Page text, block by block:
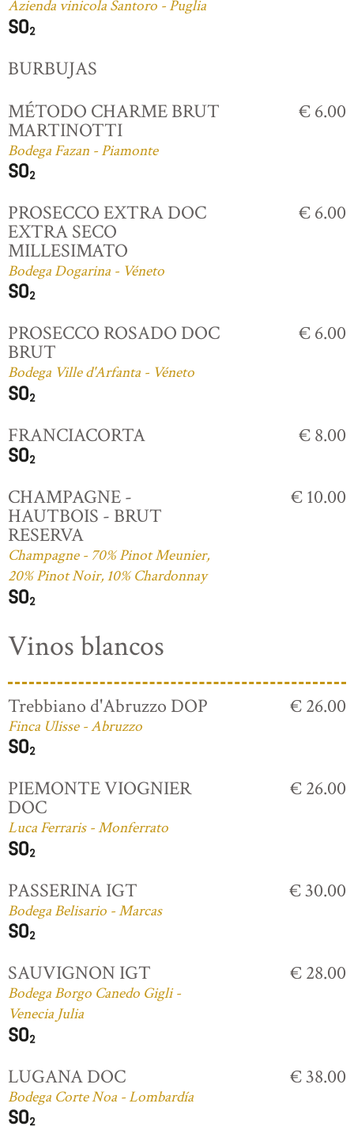
Azienda vinicola Santoro - Puglia
BURBUJAS
MÉTODO CHARME BRUT
MARTINOTTI
Bodega Fazan - Piamonte
€ 6.00
PROSECCO EXTRA DOC
EXTRA SECO
MILLESIMATO
Bodega Dogarina - Véneto
€ 6.00
PROSECCO ROSADO DOC
BRUT
Bodega Ville d'Arfanta - Véneto
€ 6.00
FRANCIACORTA € 8.00
CHAMPAGNE -
HAUTBOIS - BRUT
RESERVA
Champagne - 70% Pinot Meunier,
20% Pinot Noir, 10% Chardonnay
€ 10.00
Vinos blancos
Trebbiano d'Abruzzo DOP
Finca Ulisse - Abruzzo
€ 26.00
PIEMONTE VIOGNIER
DOC
Luca Ferraris - Monferrato
€ 26.00
PASSERINA IGT
Bodega Belisario - Marcas
€ 30.00
SAUVIGNON IGT
Bodega Borgo Canedo Gigli -
Venecia Julia
€ 28.00
LUGANA DOC
Bodega Corte Noa - Lombardía
€ 38.00